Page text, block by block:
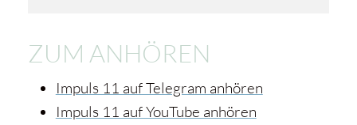
ZUM ANHÖREN
Impuls 11 auf Telegram anhören
Impuls 11 auf YouTube anhören